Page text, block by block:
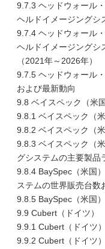
9.7.3 ヘッドウォール
ヘルドイメージングシ
9.7.4 ヘッドウォール
ヘルドイメージングシ
（2021年～2026年）
9.7.5 ヘッドウォール
および最新動向
9.8 ベイスペック（米国
9.8.1 ベイスペック（
9.8.2 ベイスペック（
9.8.3 ベイスペック（
グシステムの主要製品
9.8.4 BaySpec（米国
ステムの世界販売台数
9.8.5 BaySpec（米国
9.9 Cubert（ドイツ）
9.9.1 Cubert（ドイツ
9.9.2 Cubert（ドイツ